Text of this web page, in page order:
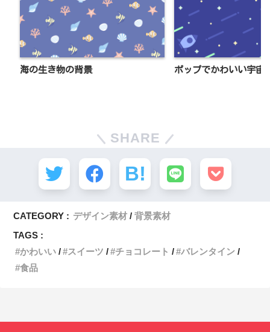
海の生き物の背景 ポップでかわいい宇宙
SHARE
CATEGORY : デザイン素材
背景素材
TAGS :
かわいい
スイーツ チョコレート
バレンタイン
食品